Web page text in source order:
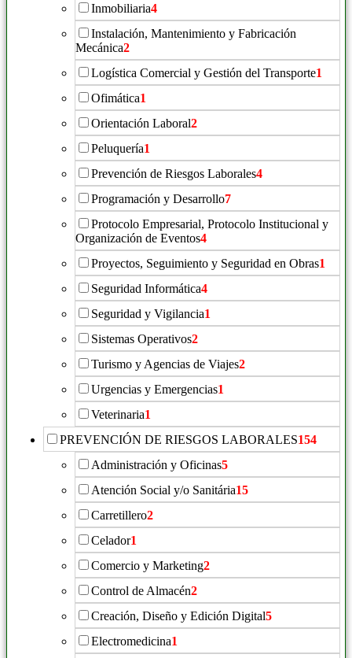
Inmobiliaria4
Instalación, Mantenimiento y Fabricación
Mecánica2
Logística Comercial y Gestión del Transporte1
Ofimática1
Orientación Laboral2
Peluquería1
Prevención de Riesgos Laborales4
Programación y Desarrollo7
Protocolo Empresarial, Protocolo Institucional y
Organización de Eventos4
Proyectos, Seguimiento y Seguridad en Obras1
Seguridad Informática4
Seguridad y Vigilancia1
Sistemas Operativos2
Turismo y Agencias de Viajes2
Urgencias y Emergencias1
Veterinaria1
PREVENCIÓN DE RIESGOS LABORALES154
Administración y Oficinas5
Atención Social y/o Sanitária15
Carretillero2
Celador1
Comercio y Marketing2
Control de Almacén2
Creación, Diseño y Edición Digital5
Electromedicina1